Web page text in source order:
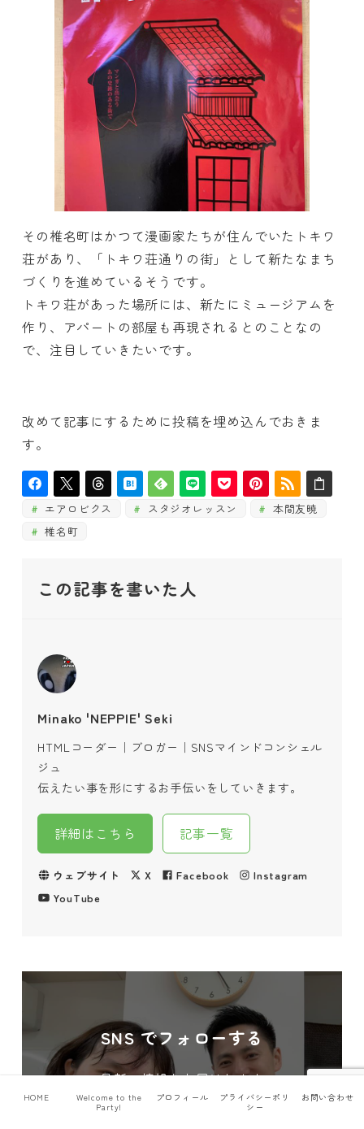
その椎名町はかつて漫画家たちが住んでいたトキワ
荘があり、「トキワ荘通りの街」として新たなまち
づくりを進めているそうです。
トキワ荘があった場所には、新たにミュージアムを
作り、アパートの部屋も再現されるとのことなの
で、注目していきたいです。
改めて記事にするために投稿を埋め込んでおきま
す。
エアロビクス スタジオレッスン
本間友暁
椎名町
この記事を書いた人
Minako 'NEPPIE' Seki
HTMLコーダー｜ブロガー｜SNSマインドコンシェル
ジュ
伝えたい事を形にするお手伝いをしていきます。
詳細はこちら 記事一覧
ウェブサイト X Facebook
Instagram
YouTube
SNS でフォローする
最新の情報をお届けします
HOME
Welcome to the
Party!
プロフィール
プライバシーポリ
シー
お問い合わせ